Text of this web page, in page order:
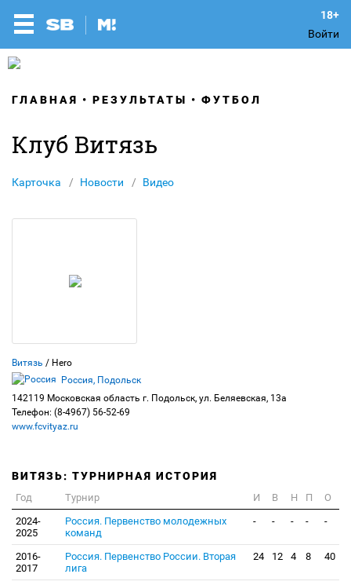
Войти
ГЛАВНАЯ РЕЗУЛЬТАТЫ ФУТБОЛ
Клуб Витязь
Карточка Новости Видео
Витязь / Hero
Россия, Подольск
142119 Московская область г. Подольск, ул. Беляевская, 13а
Телефон: (8-4967) 56-52-69
www.fcvityaz.ru
ВИТЯЗЬ: ТУРНИРНАЯ ИСТОРИЯ
Год Турнир И В Н П
О
2024-
2025
Россия. Первенство молодежных
команд
- - - - -
2016-
2017
Россия. Первенство России. Вторая
лига
24 12 4 8 40